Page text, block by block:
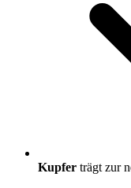
Kupfer trägt zur